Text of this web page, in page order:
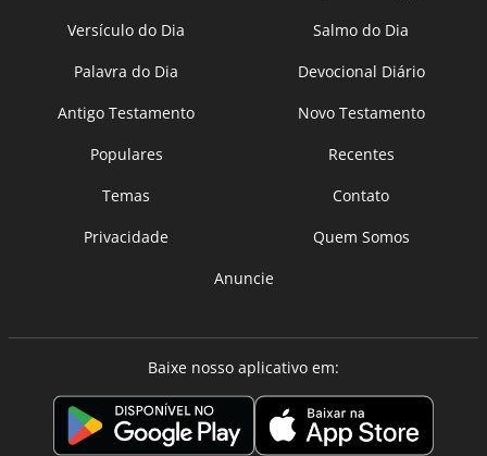
Versículo do Dia
Salmo do Dia
Palavra do Dia
Devocional Diário
Antigo Testamento
Novo Testamento
Populares
Recentes
Temas
Contato
Privacidade
Quem Somos
Anuncie
Baixe nosso aplicativo em: